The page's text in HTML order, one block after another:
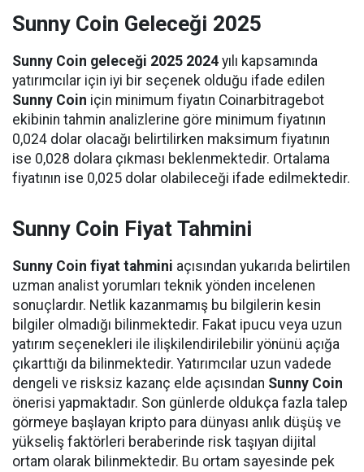
Sunny Coin Geleceği 2025
Sunny Coin geleceği 2025 2024 yılı kapsamında
yatırımcılar için iyi bir seçenek olduğu ifade edilen
Sunny Coin için minimum fiyatın Coinarbitragebot
ekibinin tahmin analizlerine göre minimum fiyatının
0,024 dolar olacağı belirtilirken maksimum fiyatının
ise 0,028 dolara çıkması beklenmektedir. Ortalama
fiyatının ise 0,025 dolar olabileceği ifade edilmektedir.
Sunny Coin Fiyat Tahmini
Sunny Coin fiyat tahmini açısından yukarıda belirtilen
uzman analist yorumları teknik yönden incelenen
sonuçlardır. Netlik kazanmamış bu bilgilerin kesin
bilgiler olmadığı bilinmektedir. Fakat ipucu veya uzun
yatırım seçenekleri ile ilişkilendirilebilir yönünü açığa
çıkarttığı da bilinmektedir. Yatırımcılar uzun vadede
dengeli ve risksiz kazanç elde açısından Sunny Coin
önerisi yapmaktadır. Son günlerde oldukça fazla talep
görmeye başlayan kripto para dünyası anlık düşüş ve
yükseliş faktörleri beraberinde risk taşıyan dijital
ortam olarak bilinmektedir. Bu ortam sayesinde pek